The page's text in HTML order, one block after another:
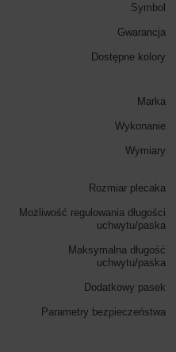
Symbol
Gwarancja
Dostępne kolory
Marka
Wykonanie
Wymiary
Rozmiar plecaka
Możliwość regulowania długości
uchwytu/paska
Maksymalna długość
uchwytu/paska
Dodatkowy pasek
Parametry bezpieczeństwa